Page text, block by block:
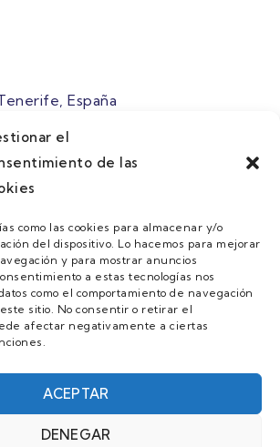
el
de las
como las cookies para almacenar y/o
del dispositivo. Lo hacemos para mejorar
y para mostrar anuncios
a estas tecnologías nos
como el comportamiento de navegación
sitio. No consentir o retirar el
afectar negativamente a ciertas
ACEPTAR
DENEGAR
España